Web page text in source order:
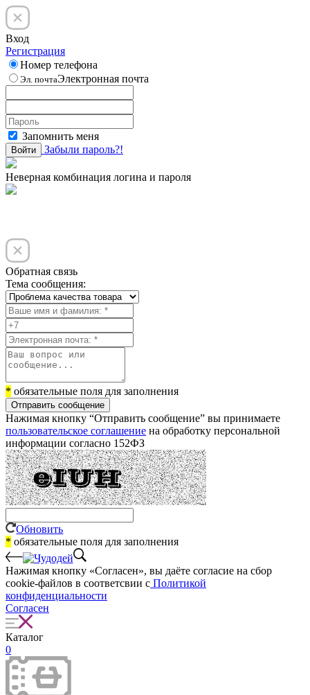
Вход
Регистрация
Номер телефона
Эл. почтаЭлектронная почта
Запомнить меня
Войти Забыли пароль?!
Неверная комбинация логина и пароля
Обратная связь
Тема сообщения:
* обязательные поля для заполнения
Отправить сообщение
Нажимая кнопку “Отправить сообщение” вы принимаете
пользовательское соглашение на обработку персональной
информации согласно 152ФЗ
Обновить
* обязательные поля для заполнения
Нажимая кнопку «Согласен», вы даёте cогласие на сбор
cookie-файлов в соответсвии с Политикой
конфиденциальности
Согласен
Каталог
0